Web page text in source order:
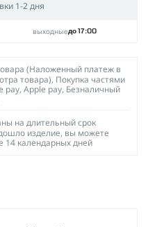
1-2 дня
выходныедо 17:00
(Наложенный платеж в
товара), Покупка частями
pay, Apple pay, Безналичный
на длительный срок
изделие, вы можете
14 календарных дней